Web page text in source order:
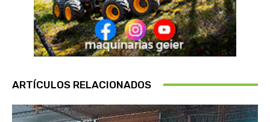
ARTÍCULOS RELACIONADOS